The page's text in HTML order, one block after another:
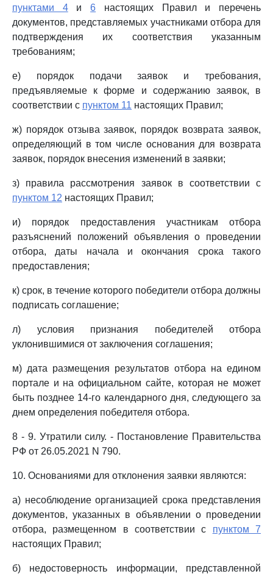
пунктами 4и6 настоящих Правил и перечень
документов, представляемых участниками отбора для
подтверждения их соответствия указанным
требованиям;
е) порядок подачи заявок и требования,
предъявляемые к форме и содержанию заявок, в
соответствии с пунктом 11 настоящих Правил;
ж) порядок отзыва заявок, порядок возврата заявок,
определяющий в том числе основания для возврата
заявок, порядок внесения изменений в заявки;
з) правила рассмотрения заявок в соответствии с
пунктом 12 настоящих Правил;
и) порядок предоставления участникам отбора
разъяснений положений объявления о проведении
отбора, даты начала и окончания срока такого
предоставления;
к) срок, в течение которого победители отбора должны
подписать соглашение;
л) условия признания победителей отбора
уклонившимися от заключения соглашения;
м) дата размещения результатов отбора на едином
портале и на официальном сайте, которая не может
быть позднее 14-го календарного дня, следующего за
днем определения победителя отбора.
8 - 9. Утратили силу. - Постановление Правительства
РФ от 26.05.2021 N 790.
10. Основаниями для отклонения заявки являются:
а) несоблюдение организацией срока представления
документов, указанных в объявлении о проведении
отбора, размещенном в соответствии с пунктом 7
настоящих Правил;
б) недостоверность информации, представленной